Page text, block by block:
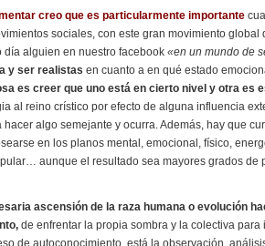
creo que es particularmente importante
sociales, con este gran movimiento
día alguien en nuestro facebook «en un mundo de
y ser realistas en cuanto a en qué estado
es creer que uno está en cierto nivel y otra es
al reino crístico por efecto de alguna influencia
algo semejante y ocurra. Además, hay que
en los planos mental, emocional, físico,
aunque el resultado sea mayores grados de
ascensión de la raza humana o evolución
de enfrentar la propia sombra y la colectiva
de autoconocimiento, está la observación,